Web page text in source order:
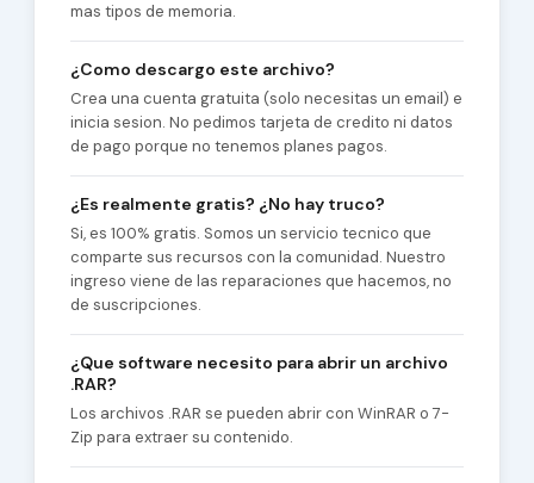
mas tipos de memoria.
¿Como descargo este archivo?
Crea una cuenta gratuita (solo necesitas un email) e
inicia sesion. No pedimos tarjeta de credito ni datos
de pago porque no tenemos planes pagos.
¿Es realmente gratis? ¿No hay truco?
Si, es 100% gratis. Somos un servicio tecnico que
comparte sus recursos con la comunidad. Nuestro
ingreso viene de las reparaciones que hacemos, no
de suscripciones.
¿Que software necesito para abrir un archivo
.RAR?
Los archivos .RAR se pueden abrir con WinRAR o 7-
Zip para extraer su contenido.